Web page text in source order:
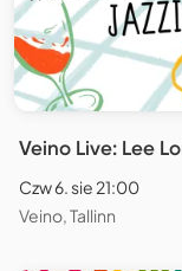
Veino Live: Lee
Czw 6. sie 21:00
Veino, Tallinn